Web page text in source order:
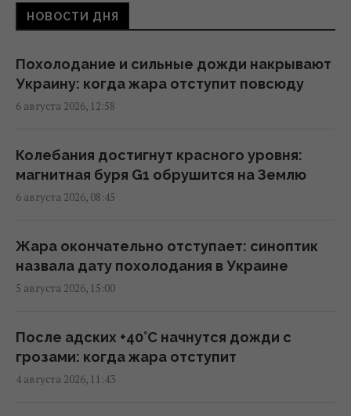
00:22 пятница, 07 августа 2026
Атака дронов на Москву: аналитики
оценили эффективность работы
российской ПВО
Украина ставит Путина на предвыборные
часы, - Newsweek
Запад проигнорировал просьбу Киева о
срочных поставках зенитных ракет, – NYT
В Польше анонсировали планы массовой
депортации украинцев, – СМИ
НОВОСТИ ДНЯ
Похолодание и сильные дожди накрывают
Украину: когда жара отступит повсюду
6 августа 2026, 12:58
Колебания достигнут красного уровня:
магнитная буря G1 обрушится на Землю
6 августа 2026, 08:45
Жара окончательно отступает: синоптик
назвала дату похолодания в Украине
5 августа 2026, 15:00
После адских +40°C начнутся дожди с
грозами: когда жара отступит
4 августа 2026, 11:43